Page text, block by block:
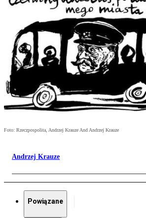
Foto: Rzeczpospolita, Andrzej Krauze And Andrzej Krauze
Andrzej Krauze
Powiązane